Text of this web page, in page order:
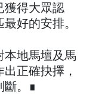
獲得大眾認
好的安排。
本地馬壇及馬
正確抉擇，
斷。∎